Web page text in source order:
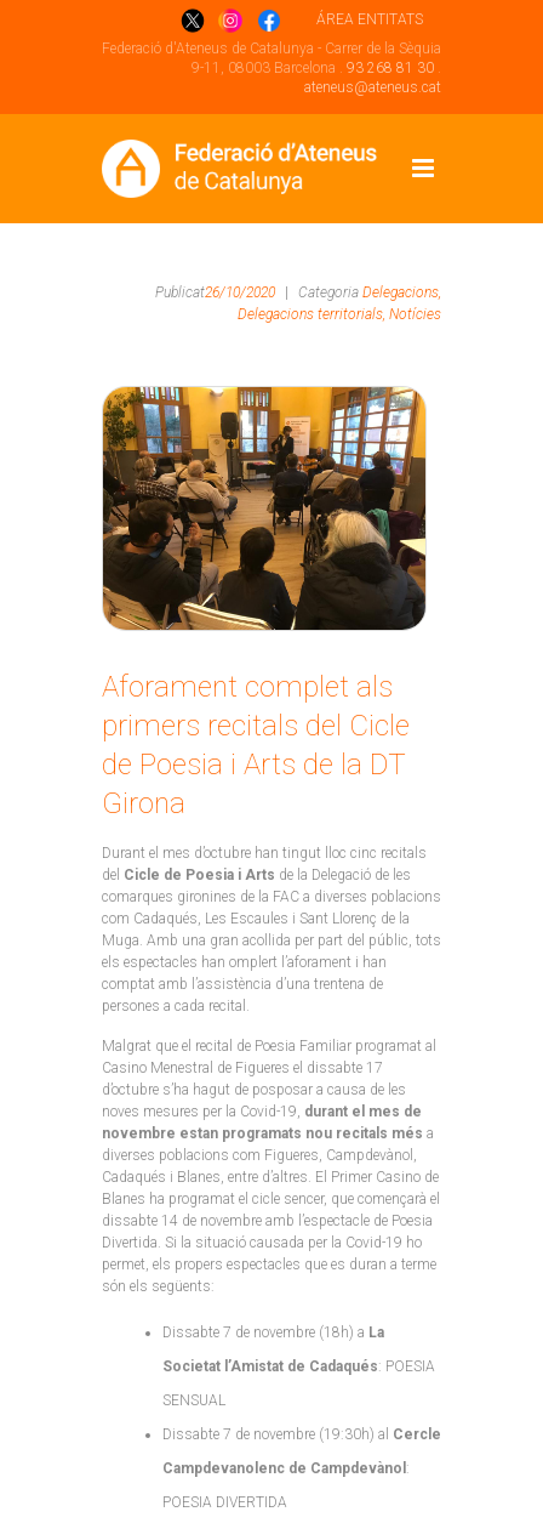
ÁREA ENTITATS
Federació d'Ateneus de Catalunya - Carrer de la Sèquia
9-11, 08003 Barcelona . 93 268 81 30 .
ateneus@ateneus.cat
Publicat26/10/2020 Categoria Delegacions,
Delegacions territorials, Notícies
Aforament complet als
primers recitals del Cicle
de Poesia i Arts de la DT
Girona
Durant el mes d’octubre han tingut lloc cinc recitals
del Cicle de Poesia i Arts de la Delegació de les
comarques gironines de la FAC a diverses poblacions
com Cadaqués, Les Escaules i Sant Llorenç de la
Muga. Amb una gran acollida per part del públic, tots
els espectacles han omplert l’aforament i han
comptat amb l’assistència d’una trentena de
persones a cada recital.
Malgrat que el recital de Poesia Familiar programat al
Casino Menestral de Figueres el dissabte 17
d’octubre s’ha hagut de posposar a causa de les
noves mesures per la Covid-19, durant el mes de
novembre estan programats nou recitals més a
diverses poblacions com Figueres, Campdevànol,
Cadaqués i Blanes, entre d’altres. El Primer Casino de
Blanes ha programat el cicle sencer, que començarà el
dissabte 14 de novembre amb l’espectacle de Poesia
Divertida. Si la situació causada per la Covid-19 ho
permet, els propers espectacles que es duran a terme
són els següents:
Dissabte 7 de novembre (18h) a La
Societat l’Amistat de Cadaqués: POESIA
SENSUAL
Dissabte 7 de novembre (19:30h) al Cercle
Campdevanolenc de Campdevànol :
POESIA DIVERTIDA